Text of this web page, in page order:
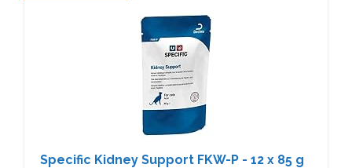
Specific Kidney Support FKW-P - 12 x 85 g